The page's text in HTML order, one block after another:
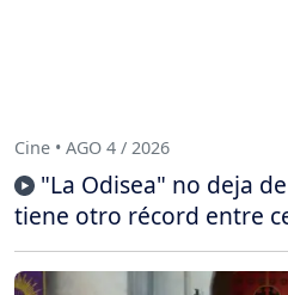
Cine • AGO 4 / 2026
"La Odisea" no deja
tiene otro récord entre